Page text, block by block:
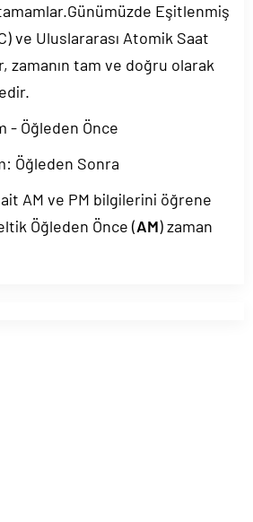
Eşitlenmiş
ve Uluslararası Atomik Saat
zamanın tam ve doğru olarak
- Öğleden Önce
Öğleden Sonra
AM ve PM bilgilerini öğrene
Öğleden Önce (AM) zaman